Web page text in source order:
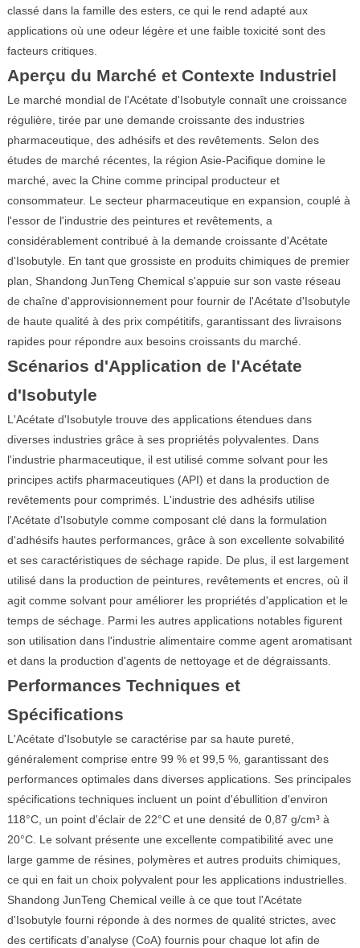
classé dans la famille des esters, ce qui le rend adapté aux
applications où une odeur légère et une faible toxicité sont des
facteurs critiques.
Aperçu du Marché et Contexte Industriel
Le marché mondial de l'Acétate d'Isobutyle connaît une croissance
régulière, tirée par une demande croissante des industries
pharmaceutique, des adhésifs et des revêtements. Selon des
études de marché récentes, la région Asie-Pacifique domine le
marché, avec la Chine comme principal producteur et
consommateur. Le secteur pharmaceutique en expansion, couplé à
l'essor de l'industrie des peintures et revêtements, a
considérablement contribué à la demande croissante d'Acétate
d'Isobutyle. En tant que grossiste en produits chimiques de premier
plan, Shandong JunTeng Chemical s'appuie sur son vaste réseau
de chaîne d'approvisionnement pour fournir de l'Acétate d'Isobutyle
de haute qualité à des prix compétitifs, garantissant des livraisons
rapides pour répondre aux besoins croissants du marché.
Scénarios d'Application de l'Acétate
d'Isobutyle
L'Acétate d'Isobutyle trouve des applications étendues dans
diverses industries grâce à ses propriétés polyvalentes. Dans
l'industrie pharmaceutique, il est utilisé comme solvant pour les
principes actifs pharmaceutiques (API) et dans la production de
revêtements pour comprimés. L'industrie des adhésifs utilise
l'Acétate d'Isobutyle comme composant clé dans la formulation
d'adhésifs hautes performances, grâce à son excellente solvabilité
et ses caractéristiques de séchage rapide. De plus, il est largement
utilisé dans la production de peintures, revêtements et encres, où il
agit comme solvant pour améliorer les propriétés d'application et le
temps de séchage. Parmi les autres applications notables figurent
son utilisation dans l'industrie alimentaire comme agent aromatisant
et dans la production d'agents de nettoyage et de dégraissants.
Performances Techniques et
Spécifications
L'Acétate d'Isobutyle se caractérise par sa haute pureté,
généralement comprise entre 99 % et 99,5 %, garantissant des
performances optimales dans diverses applications. Ses principales
spécifications techniques incluent un point d'ébullition d'environ
118°C, un point d'éclair de 22°C et une densité de 0,87 g/cm³ à
20°C. Le solvant présente une excellente compatibilité avec une
large gamme de résines, polymères et autres produits chimiques,
ce qui en fait un choix polyvalent pour les applications industrielles.
Shandong JunTeng Chemical veille à ce que tout l'Acétate
d'Isobutyle fourni réponde à des normes de qualité strictes, avec
des certificats d'analyse (CoA) fournis pour chaque lot afin de